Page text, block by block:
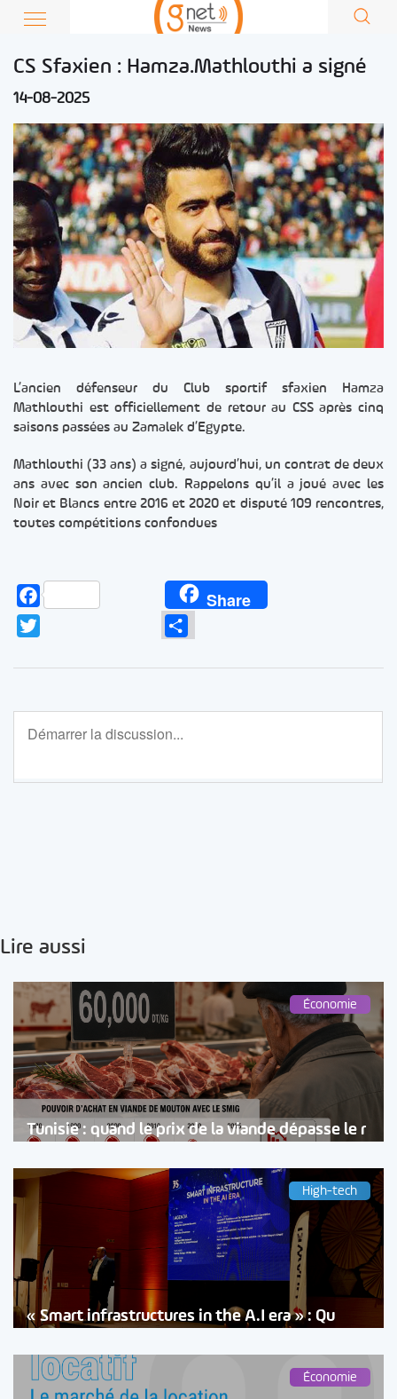
CS Sfaxien : Hamza.Mathlouthi a signé
14-08-2025
L’ancien défenseur du Club sportif sfaxien Hamza
Mathlouthi est officiellement de retour au CSS après cinq
saisons passées au Zamalek d’Egypte.
Mathlouthi (33 ans) a signé, aujourd’hui, un contrat de deux
ans avec son ancien club. Rappelons qu’il a joué avec les
Noir et Blancs entre 2016 et 2020 et disputé 109 rencontres,
toutes compétitions confondues
Facebook Share
Partager
Lire aussi
Économie
Tunisie : quand le prix de la viande dépasse le r
High-tech
« Smart infrastructures in the A.I era » : Qu
Économie